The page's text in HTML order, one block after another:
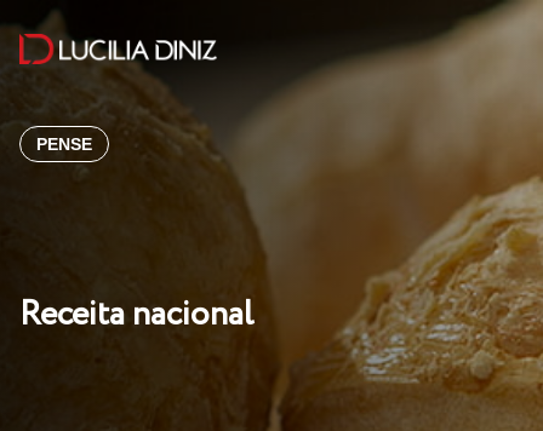
PENSE
Receita nacional